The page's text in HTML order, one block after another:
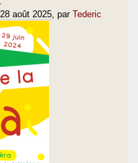
28 août 2025 , par Tederic